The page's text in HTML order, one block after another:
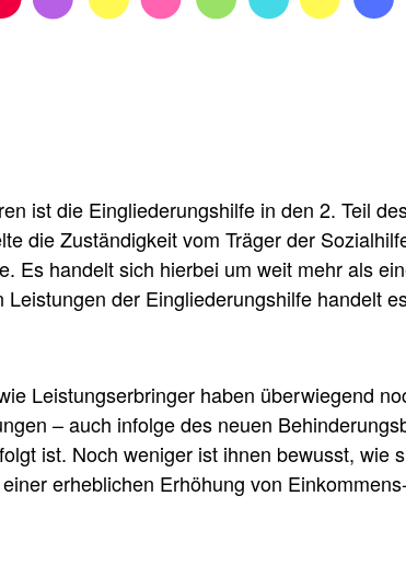
ist die Eingliederungshilfe in den 2. Teil
die Zuständigkeit vom Träger der
Es handelt sich hierbei um weit mehr als
Leistungen der Eingliederungshilfe handelt
Leistungserbringer haben überwiegend
– auch infolge des neuen
ist. Noch weniger ist ihnen bewusst, wie
erheblichen Erhöhung von